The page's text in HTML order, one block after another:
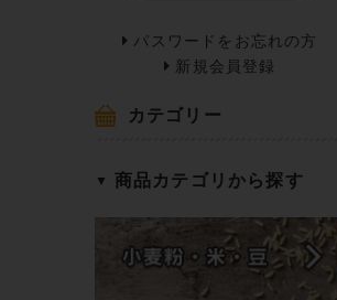
パスワードをお忘れの方
新規会員登録
カテゴリー
商品カテゴリから探す